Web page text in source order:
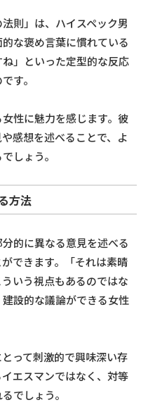
則」は、ハイスペック男
な褒め言葉に慣れている
」といった定型的な反応
す。
性に魅力を感じます。彼
感想を述べることで、よ
しょう。
方法
的に異なる意見を述べる
できます。「それは素晴
いう視点もあるのではな
設的な議論ができる女性
って刺激的で興味深い存
エスマンではなく、対等
でしょう。